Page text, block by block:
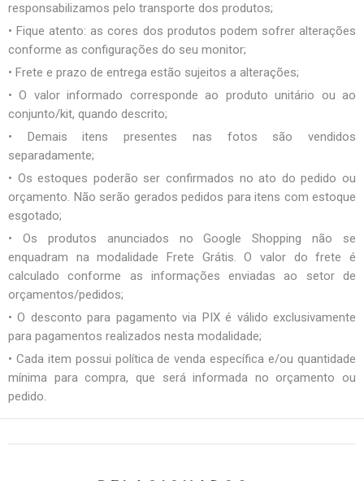
responsabilizamos pelo transporte dos produtos;
• Fique atento: as cores dos produtos podem sofrer alterações
conforme as configurações do seu monitor;
• Frete e prazo de entrega estão sujeitos a alterações;
• O valor informado corresponde ao produto unitário ou ao
conjunto/kit, quando descrito;
• Demais itens presentes nas fotos são vendidos
separadamente;
• Os estoques poderão ser confirmados no ato do pedido ou
orçamento. Não serão gerados pedidos para itens com estoque
esgotado;
• Os produtos anunciados no Google Shopping não se
enquadram na modalidade Frete Grátis. O valor do frete é
calculado conforme as informações enviadas ao setor de
orçamentos/pedidos;
• O desconto para pagamento via PIX é válido exclusivamente
para pagamentos realizados nesta modalidade;
• Cada item possui política de venda específica e/ou quantidade
mínima para compra, que será informada no orçamento ou
pedido.